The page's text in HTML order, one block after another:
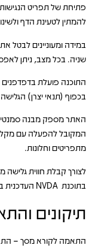
פתיחת של תפריט
להמתין לטעינת הדף
במידה ומעוניינים לבטל
שניה. בכל מצב, ניתן
בכפוף (תנאי יצרן)
האתר מספק מבנה סמנטי
מתפריטים וחלונות.
לצורך קבלת חווית
בתוכנת NVDA העדכנית ביותר.
תיקונים